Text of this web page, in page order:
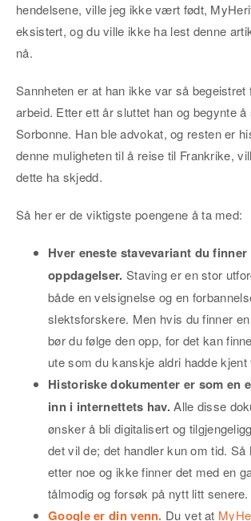
hendelsene, ville jeg ikke vært født,
eksistert, og du ville ikke ha lest denne
nå.
Sannheten er at han ikke var så begeistret
arbeid. Etter ett år sluttet han og begynte
Sorbonne. Han ble advokat, og resten er
denne muligheten til å reise til Frankrike,
dette ha skjedd.
Så her er de viktigste poengene å ta med:
Hver eneste stavevariant du
oppdagelser. Staving er en stor
både en velsignelse og en
slektsforskere. Men hvis du finner
bør du følge den opp, for det kan
ute som du kanskje aldri hadde kjent
Historiske dokumenter er som en
inn i internettets hav.Alle disse
ønsker å bli digitalisert og
det vil de; det handler kun om tid. Så
etter noe og ikke finner det med en
tålmodig og forsøk på nytt litt senere.
Google er din venn. Du vet at